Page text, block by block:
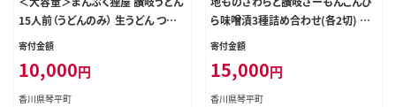
15人前（うどんのみ） 生うどん つゆ
うどん 本場 讃岐 讃岐うどん さぬき
国 F5J-209
寄付金額
10,000円
香川県琴平町
ら味噌漬3種詰め合わせ(各2切) ご
当地 天然真だい さわら 讃岐さーも
セット 詰合せ 魚 鯛 サーモン おかず
おつまみ 肴 名産 四国 F5J-401
寄付金額
15,000円
香川県琴平町